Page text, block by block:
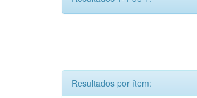
Resultados por ítem: